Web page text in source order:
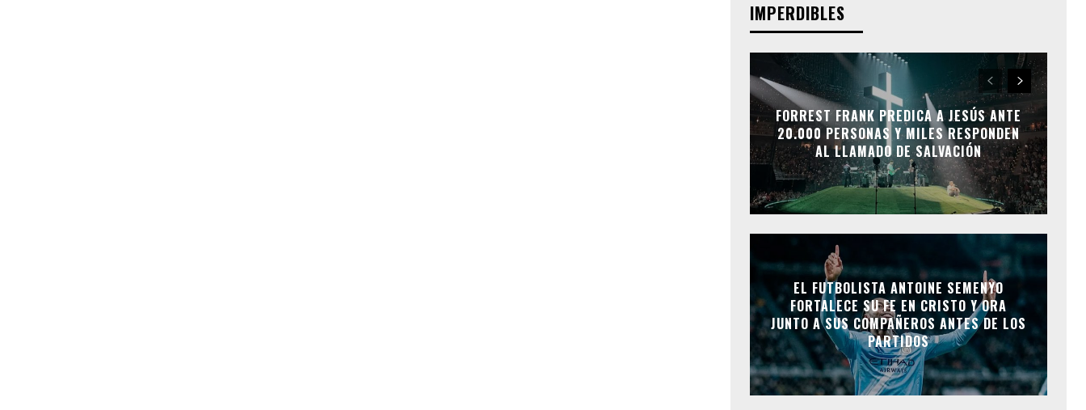
IMPERDIBLES
FORREST FRANK PREDICA A JESÚS ANTE
20.000 PERSONAS Y MILES RESPONDEN
AL LLAMADO DE SALVACIÓN
EL FUTBOLISTA ANTOINE SEMENYO
FORTALECE SU FE EN CRISTO Y ORA
JUNTO A SUS COMPAÑEROS ANTES DE LOS
PARTIDOS